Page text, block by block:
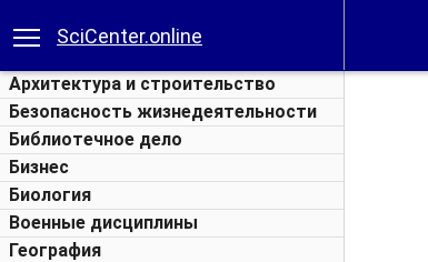
SciCenter.online
Архитектура и строительство
Безопасность жизнедеятельности
Библиотечное дело
Бизнес
Биология
Военные дисциплины
География